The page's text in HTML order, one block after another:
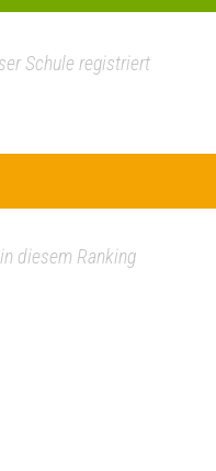
Schule registriert
diesem Ranking